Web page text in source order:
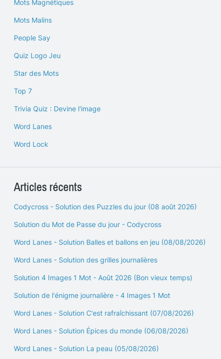
Mots Magnétiques
Mots Malins
People Say
Quiz Logo Jeu
Star des Mots
Top 7
Trivia Quiz : Devine l'image
Word Lanes
Word Lock
Articles récents
Codycross - Solution des Puzzles du jour (08 août 2026)
Solution du Mot de Passe du jour - Codycross
Word Lanes - Solution Balles et ballons en jeu (08/08/2026)
Word Lanes - Solution des grilles journalières
Solution 4 Images 1 Mot - Août 2026 (Bon vieux temps)
Solution de l'énigme journalière - 4 Images 1 Mot
Word Lanes - Solution C'est rafraîchissant (07/08/2026)
Word Lanes - Solution Épices du monde (06/08/2026)
Word Lanes - Solution La peau (05/08/2026)